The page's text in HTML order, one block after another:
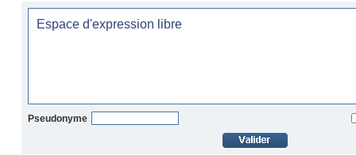
Pseudonyme